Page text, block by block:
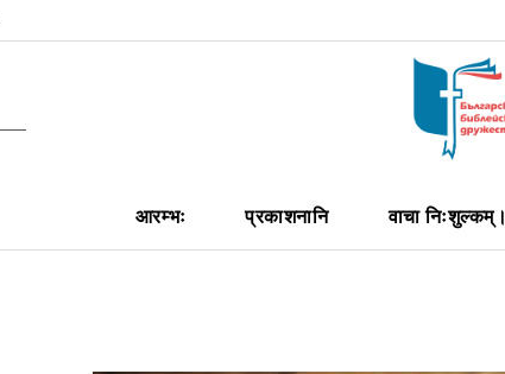
आरम्भः प्रकाशनानि वाचा निःशुल्कम्।